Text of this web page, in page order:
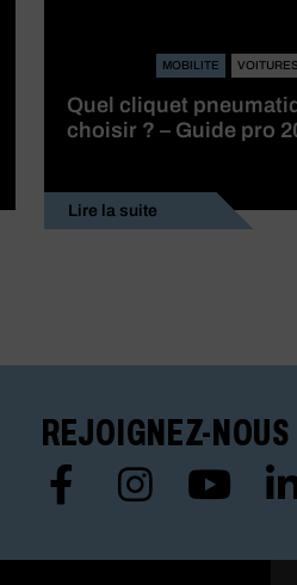
MOBILITE VOITURES
Quel cliquet
choisir ? – Guide pro
Lire la suite
REJOIGNEZ-NOUS